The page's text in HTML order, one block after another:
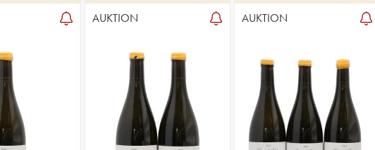
AUKTION AUKTION